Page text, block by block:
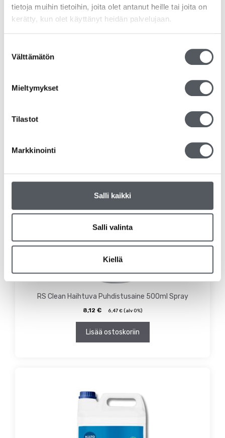
tietoja muihin tietoihin, joita olet antanut heille tai joita on
kerätty, kun olet käyttänyt heidän palvelujaan.
valinta
Välttämätön
Mieltymykset
Tilastot
Markkinointi
Salli kaikki
Salli valinta
Kiellä
RS Clean Haihtuva Puhdistusaine 500ml Spray
8,12 € 6,47 €(alv 0%)
Lisää ostoskoriin